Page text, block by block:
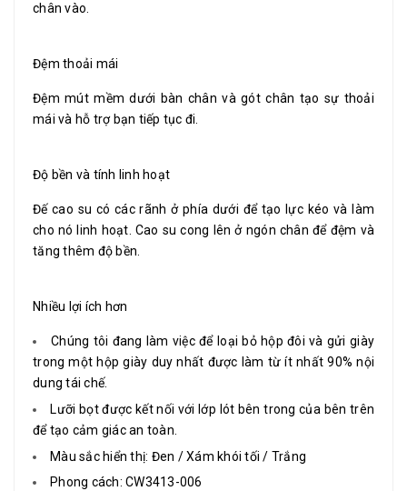
chân vào.
Đệm thoải mái
Đệm mút mềm dưới bàn chân và gót chân tạo sự thoải
mái và hỗ trợ bạn tiếp tục đi.
Độ bền và tính linh hoạt
Đế cao su có các rãnh ở phía dưới để tạo lực kéo và làm
cho nó linh hoạt. Cao su cong lên ở ngón chân để đệm và
tăng thêm độ bền.
Nhiều lợi ích hơn
Chúng tôi đang làm việc để loại bỏ hộp đôi và gửi giày
trong một hộp giày duy nhất được làm từ ít nhất 90% nội
dung tái chế.
Lưỡi bọt được kết nối với lớp lót bên trong của bên trên
để tạo cảm giác an toàn.
Màu sắc hiển thị: Đen / Xám khói tối / Trắng
Phong cách: CW3413-006